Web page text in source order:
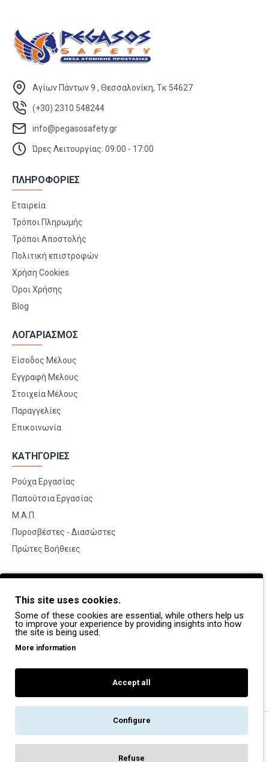
Αγίων Πάντων 9 , Θεσσαλονίκη, Τκ 54627
(+30) 2310 548244
info@pegasosafety.gr
Ώρες Λειτουργίας: 09:00 - 17:00
ΠΛΗΡΟΦΟΡΙΕΣ
Εταιρεία
Τρόποι Πληρωμής
Τρόποι Αποστολής
Πολιτική επιστροφών
Χρήση Cookies
Όροι Χρήσης
Blog
ΛΟΓΑΡΙΑΣΜΟΣ
Είσοδος Μέλους
Εγγραφή Μελους
Στοιχεία Μέλους
Παραγγελίες
Επικοινωνία
ΚΑΤΗΓΟΡΙΕΣ
Ρούχα Εργασίας
Παπούτσια Εργασίας
Μ.Α.Π.
Πυροσβέστες - Διασώστες
Πρώτες Βοήθειες
BRANDS
Payper
Dike
Coverguard
Portwest
Exena
This site uses cookies.
Some of these cookies are essential, while others help us
to improve your experience by providing insights into how
the site is being used.
More information
Accept all
Configure
Refuse